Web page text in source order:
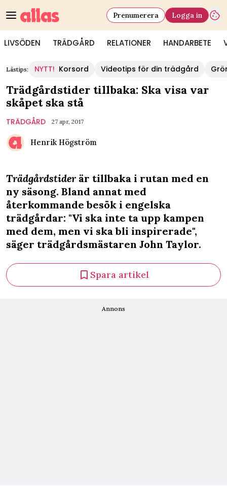
LIVSÖDEN TRÄDGÅRD RELATIONER HANDARBETE
Prenumerera Logga in
Lästips: NYTT! Korsord Videotips för din trädgård
Trädgårdstider tillbaka: Ska visa var
skåpet ska stå
TRÄDGÅRD 27 apr, 2017
Henrik Högström
Trädgårdstiderär tillbaka i rutan med en
ny säsong. Bland annat med
återkommande besök i engelska
trädgårdar: "Vi ska inte ta upp kampen
med dem, men vi ska bli inspirerade",
säger trädgårdsmästaren John Taylor.
Spara artikel
Annons